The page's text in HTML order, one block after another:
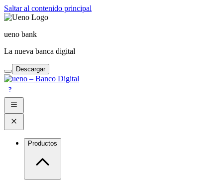
Saltar al contenido principal
ueno bank
La nueva banca digital
Descargar
Productos